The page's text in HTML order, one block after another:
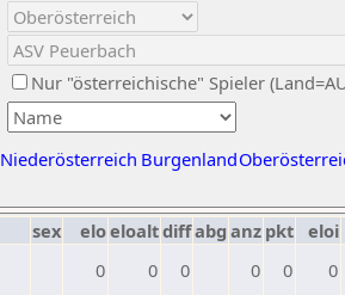
Nur "österreichische" Spieler
Niederösterreich Burgenland
sex eloeloaltdiffabg anz pkt eloi
0 0 0 0 0 0